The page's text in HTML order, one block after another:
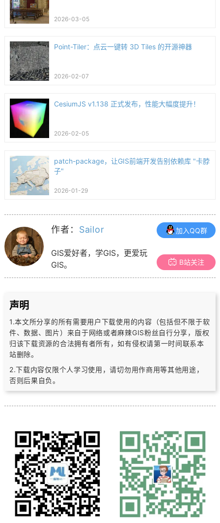
2026-03-05
Point-Tiler：点云一键转 3D Tiles 的开源神器
2026-02-07
CesiumJS v1.138 正式发布，性能大幅度提升！
2026-02-05
patch-package，让GIS前端开发告别依赖库 "卡脖
子"
2026-01-29
作者： Sailor
GIS爱好者，学GIS，更爱玩
GIS。
加入QQ群
B站关注
声明
1.本文所分享的所有需要用户下载使用的内容（包括但不限于软
件、数据、图片） 来自于网络或者麻辣GIS粉丝自行分享，版权
归该下载资源的合法拥有者所有，如有侵权请第一时间联系本
站删除。
2.下载内容仅限个人学习使用，请切勿用作商用等其他用途，
否则后果自负。